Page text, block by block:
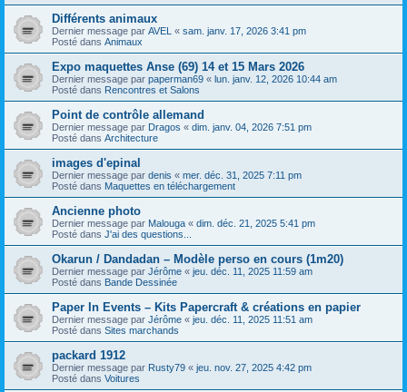
Différents animaux
Dernier message par AVEL « sam. janv. 17, 2026 3:41 pm
Posté dans Animaux
Expo maquettes Anse (69) 14 et 15 Mars 2026
Dernier message par paperman69 « lun. janv. 12, 2026 10:44 am
Posté dans Rencontres et Salons
Point de contrôle allemand
Dernier message par Dragos « dim. janv. 04, 2026 7:51 pm
Posté dans Architecture
images d'epinal
Dernier message par denis « mer. déc. 31, 2025 7:11 pm
Posté dans Maquettes en téléchargement
Ancienne photo
Dernier message par Malouga « dim. déc. 21, 2025 5:41 pm
Posté dans J'ai des questions...
Okarun / Dandadan – Modèle perso en cours (1m20)
Dernier message par Jérôme « jeu. déc. 11, 2025 11:59 am
Posté dans Bande Dessinée
Paper In Events – Kits Papercraft & créations en papier
Dernier message par Jérôme « jeu. déc. 11, 2025 11:51 am
Posté dans Sites marchands
packard 1912
Dernier message par Rusty79 « jeu. nov. 27, 2025 4:42 pm
Posté dans Voitures